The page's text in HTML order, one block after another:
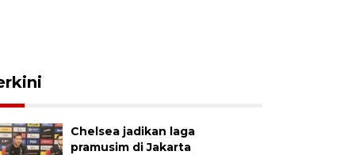
Chelsea jadikan laga
pramusim di Jakarta